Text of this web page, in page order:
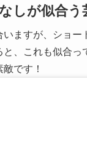
しが似合
ますが、ショ
、これも似合
です！